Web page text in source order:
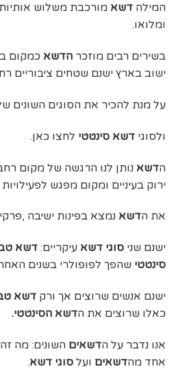
המילה דשא מורכבת משלוש
ומלואו.
בשירים רבים מוזכר הדשא כמקום
ישוב בארץ ישנם שטחים ציבוריים
על מנת להכיר את הסוגים השונים
ולסוגי דשא סינטטי לחצו כאן.
הדשא נותן לנו הרגשה של מקום
ירוק בעיניים ומקום מפגש
את הדשא נמצא בפינות ישיבה
ישנם שני סוגי דשא עיקריים: דשא
סינטטי שהפך לפופולרי בשנים
ישנם אנשים שרוצים אך ורק דשא
כאלו שרוצים את הדשא הסינטטי.
אנו נדבר על הדשאים השונים: מה זה
אחד מהדשאים ועל סוגי דשא.